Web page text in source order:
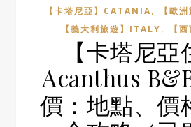
【卡塔尼亞】CATANIA, 【歐
【義大利旅遊】ITALY, 【
【卡塔尼亞
Acanthus
價：地點、價